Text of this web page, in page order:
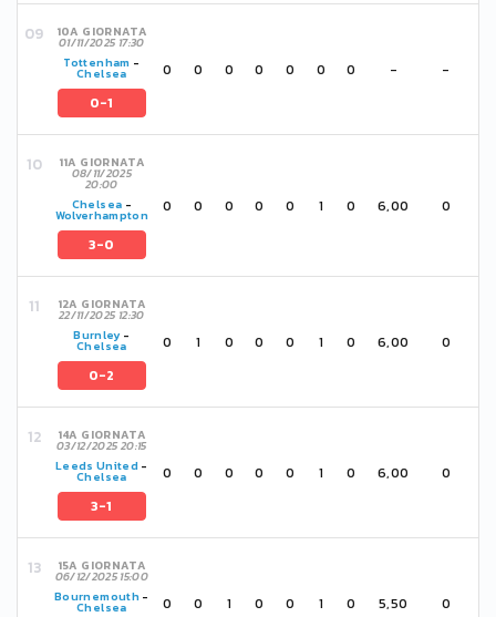
10A GIORNATA
01/11/2025 17:30
Tottenham -
Chelsea
0-1
0 0 0 0 0 0 0 - -
11A GIORNATA
08/11/2025
20:00
Chelsea -
Wolverhampton
3-0
0 0 0 0 0 1 0 6,00 0
12A GIORNATA
22/11/2025 12:30
Burnley-
Chelsea
0-2
0 1 0 0 0 1 0 6,00 0
14A GIORNATA
03/12/2025 20:15
Leeds United -
Chelsea
3-1
0 0 0 0 0 1 0 6,00 0
15A GIORNATA
06/12/2025 15:00
Bournemouth-
Chelsea 0 0 1 0 0 1 0 5,50 0